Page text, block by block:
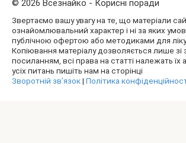
© 2026 Всезнайко - Корисні поради
Звертаємо вашу увагу на те, що матеріали
ознайомлювальний характер і ні за яких
публічною офертою або методиками для
Копіювання матеріалу дозволяється лише
посиланням, всі права на статті належать їх
усіх питань пишіть нам на сторінці
Зворотній зв’язок| Політика